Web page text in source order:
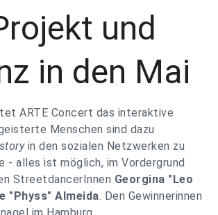
und
in den Mai
ARTE Concert das interaktive
Menschen sind dazu
in den sozialen Netzwerken zu
- alles ist möglich, im Vordergrund
StreetdancerInnen Georgina "Leo
"Physs" Almeida. Den Gewinnerinnen